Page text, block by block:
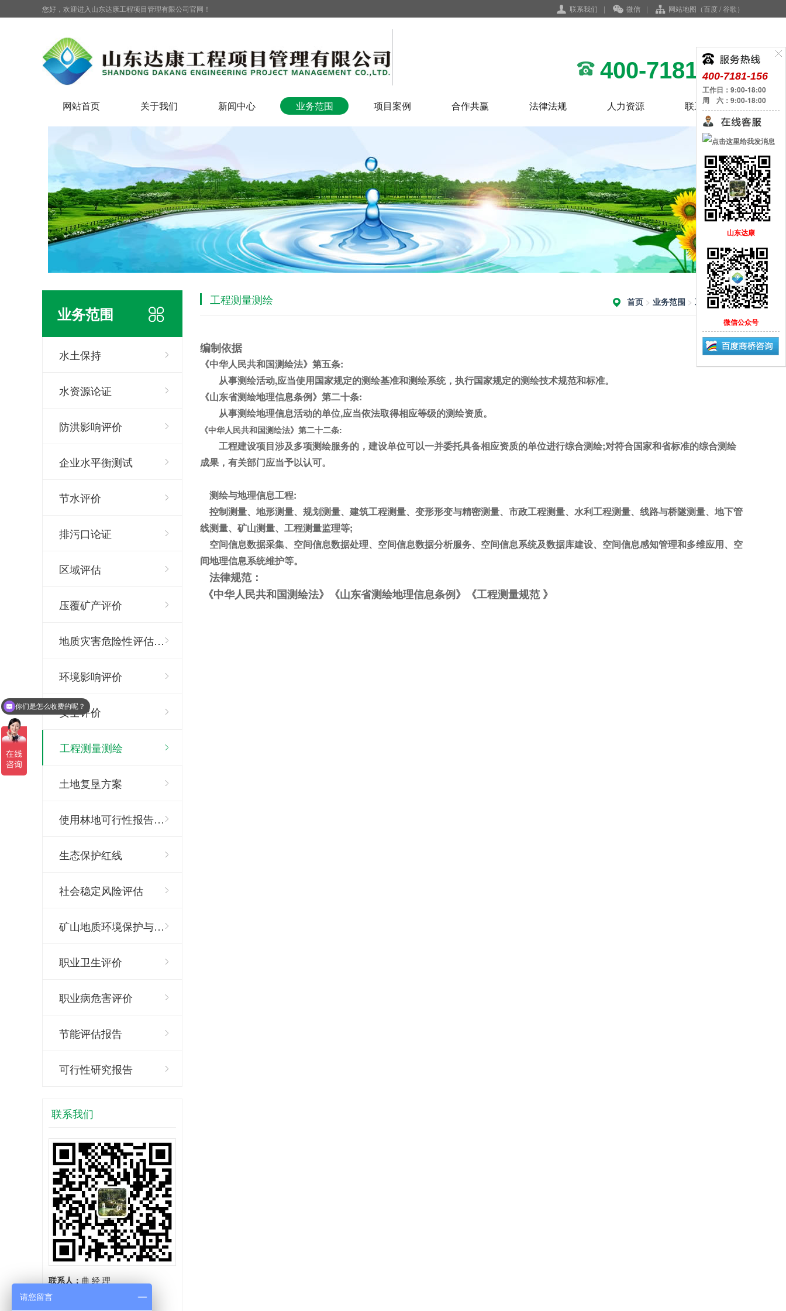
联系我们 | 微信 | 网站地图 （百度/谷歌）
您好，欢迎进入山东达康工程项目管理有限公司官网！
400-7181-156
网站首页 关于我们 新闻中心 业务范围 项目案例 合作共赢 法律法规 人力资源 联系我们
业务范围
水土保持
水资源论证
防洪影响评价
企业水平衡测试
节水评价
排污口论证
区域评估
压覆矿产评价
地质灾害危险性评估…
环境影响评价
安全评价
工程测量测绘
土地复垦方案
使用林地可行性报告…
生态保护红线
社会稳定风险评估
矿山地质环境保护与…
职业卫生评价
职业病危害评价
节能评估报告
可行性研究报告
联系我们
联系人： 曲 经 理
手 机：18866811611
首页 > 业务范围 > 工程测量测绘
工程测量测绘
编制依据
《中华人民共和国测绘法》第五条:
从事测绘活动,应当使用国家规定的测绘基准和测绘系统，执行国家规定的测绘技术规范和标准。
《山东省测绘地理信息条例》第二十条:
从事测绘地理信息活动的单位,应当依法取得相应等级的测绘资质。
《中华人民共和国测绘法》 第二十二条:
工程建设项目涉及多项测绘服务的，建设单位可以一并委托具备相应资质的单位进行综合测绘;对符合国家和省标准的综合测绘
成果，有关部门应当予以认可。
测绘与地理信息工程:
控制测量、地形测量、规划测量、建筑工程测量、变形形变与精密测量、市政工程测量、水利工程测量、线路与桥隧测量、地下管
线测量、矿山测量、工程测量监理等;
空间信息数据采集、空间信息数据处理、空间信息数据分析服务、空间信息系统及数据库建设、空间信息感知管理和多维应用、空
间地理信息系统维护等。
法律规范：
《中华人民共和国测绘法》《山东省测绘地理信息条例》《工程测量规范 》
400-7181-156
工作日：9:00-18:00
周 六：9:00-18:00
QQ客服
山东达康
微信公众号
你们是怎么收费的呢？
现在有优惠活动么？
请您留言